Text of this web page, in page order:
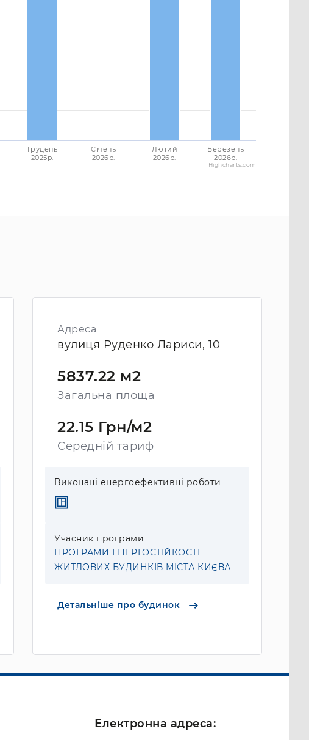
Грудень
2025p.
Січень
2026p.
Лютий
2026p.
Березень
2026p.
Highcharts.com
Адреса
вулиця Руденко Лариси, 10
5837.22 м2
Загальна площа
22.15 Грн/м2
Середній тариф
Виконані енергоефективні роботи
Учасник програми
ПРОГРАМИ ЕНЕРГОСТІЙКОСТІ
ЖИТЛОВИХ БУДИНКІВ МІСТА КИЄВА
Детальніше про будинок
Електронна адреса: